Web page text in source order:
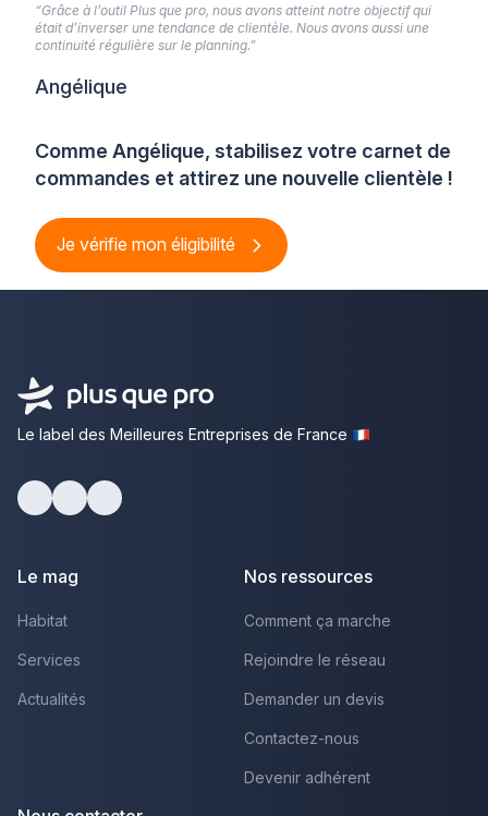
Comme Angélique, stabilisez votre carnet de
commandes et attirez une nouvelle clientèle !
Je vérifie mon éligibilité
“Grâce à l’outil Plus que pro, nous avons atteint notre objectif qui
était d’inverser une tendance de clientèle. Nous avons aussi une
continuité régulière sur le planning.”
Angélique
Le label des Meilleures Entreprises de France
Le mag
Habitat
Services
Actualités
Nos ressources
Comment ça marche
Rejoindre le réseau
Demander un devis
Contactez-nous
Devenir adhérent